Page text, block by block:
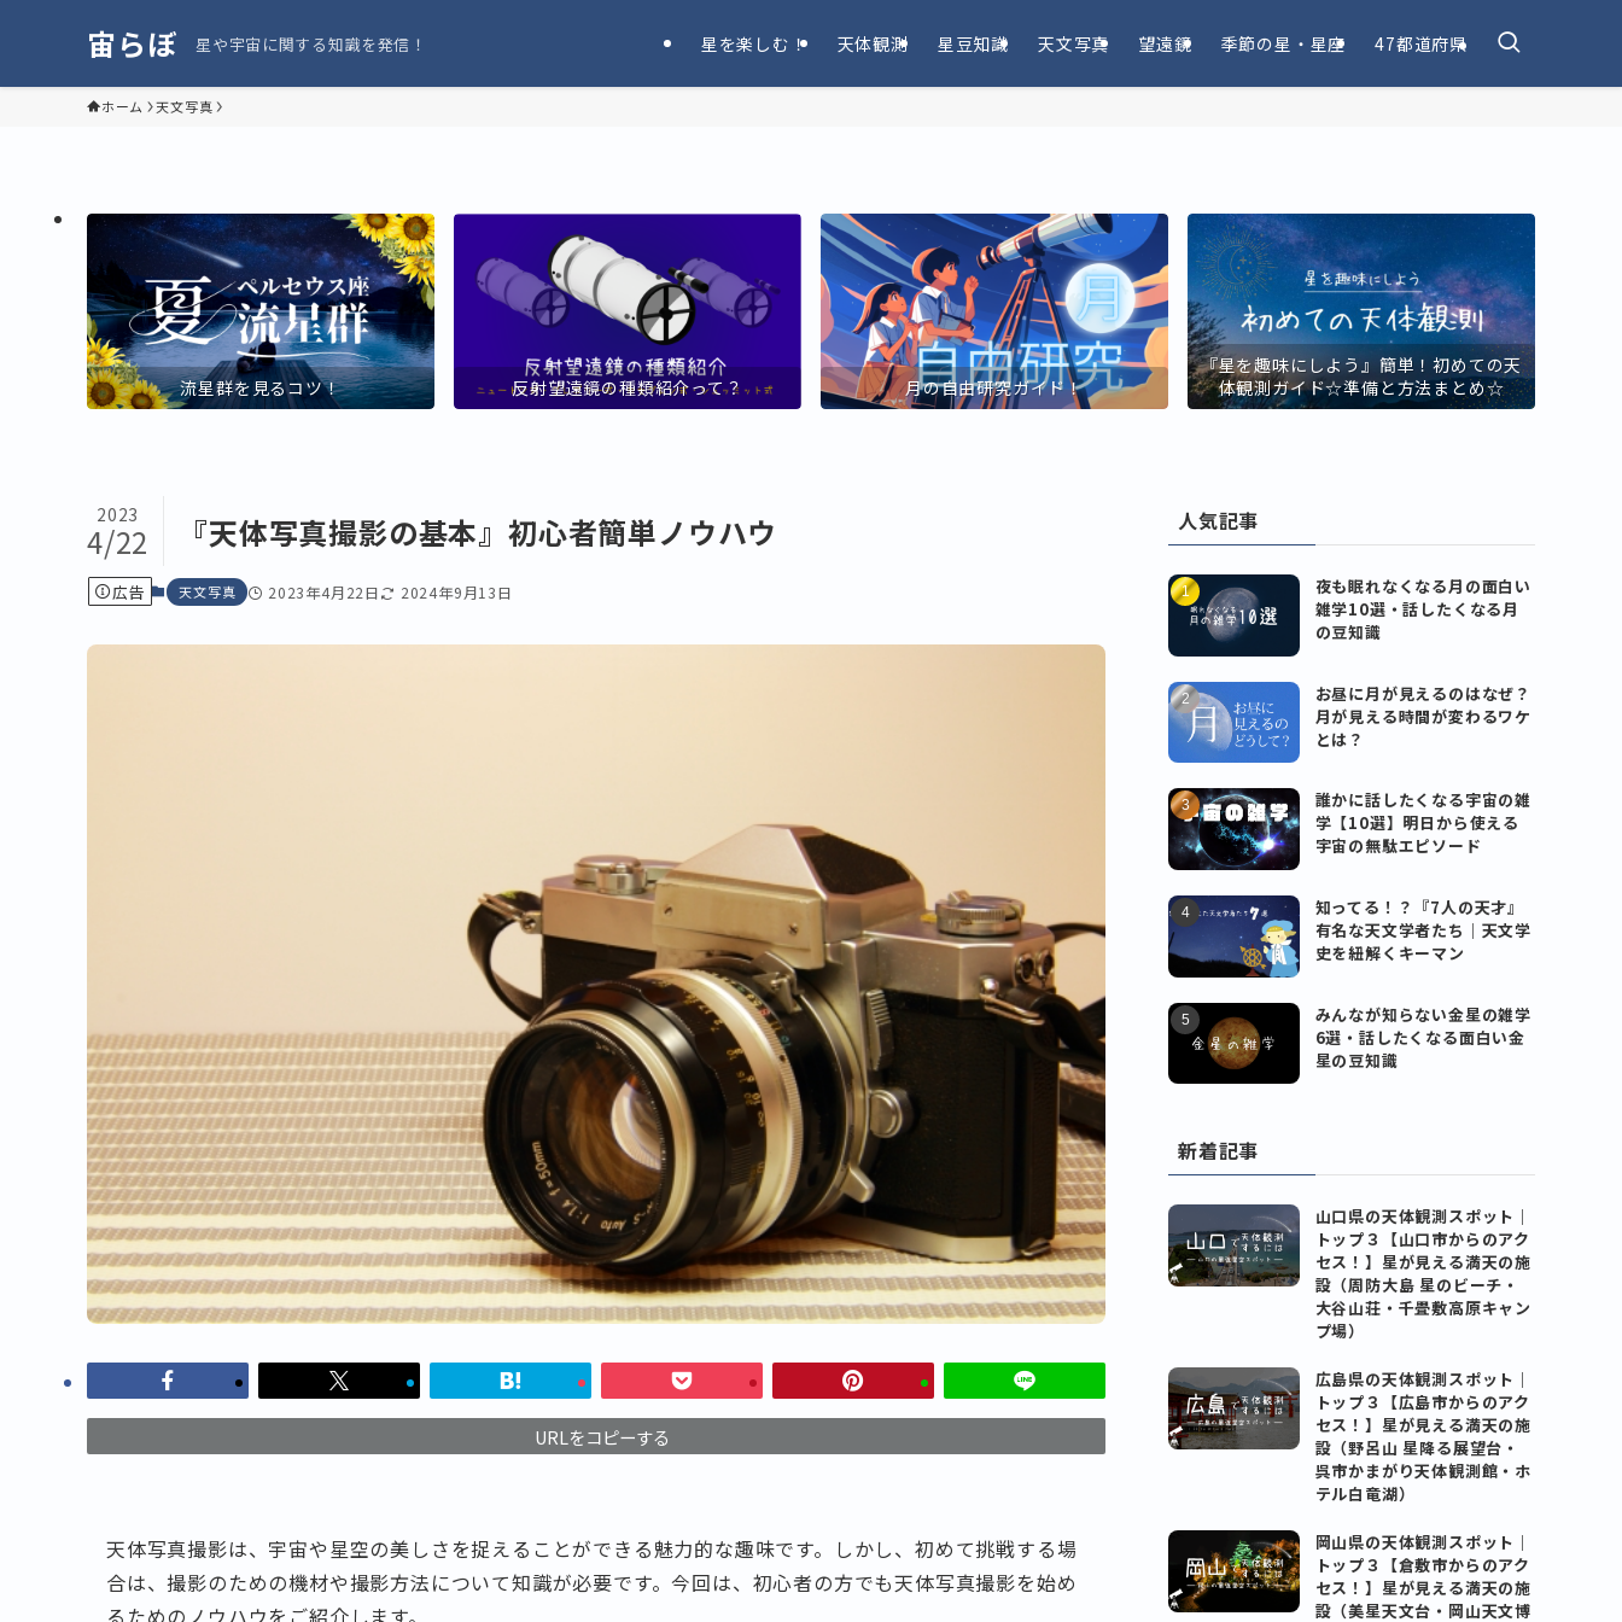
宙らぼ 星や宇宙に関する知識を発信！ 星を楽しむ！ 天体観測 星豆知識 天文写真 望遠鏡 季節の星・星座 47都道府県
ホーム 天文写真
流星群を見るコツ！ 反射望遠鏡の種類紹介って？ 月の自由研究ガイド！
『星を趣味にしよう』簡単！初めての天
体観測ガイド☆準備と方法まとめ☆
『天体写真撮影の基本』初心者簡単ノウハウ
2023
4/22
広告 天文写真 2023年4月22日 2024年9月13日
URLをコピーする
天体写真撮影は、宇宙や星空の美しさを捉えることができる魅力的な趣味です。しかし、初めて挑戦する場
合は、撮影のための機材や撮影方法について知識が必要です。今回は、初心者の方でも天体写真撮影を始め
人気記事
夜も眠れなくなる月の面白い
雑学10選・話したくなる月
の豆知識
お昼に月が見えるのはなぜ？
月が見える時間が変わるワケ
とは？
誰かに話したくなる宇宙の雑
学【10選】明日から使える
宇宙の無駄エピソード
知ってる！？『7人の天才』
有名な天文学者たち｜天文学
史を紐解くキーマン
みんなが知らない金星の雑学
6選・話したくなる面白い金
星の豆知識
新着記事
山口県の天体観測スポット｜
トップ３【山口市からのアク
セス！】星が見える満天の施
設（周防大島 星のビーチ・
大谷山荘・千畳敷高原キャン
プ場）
広島県の天体観測スポット｜
トップ３【広島市からのアク
セス！】星が見える満天の施
設（野呂山 星降る展望台・
呉市かまがり天体観測館・ホ
テル白竜湖）
岡山県の天体観測スポット｜
トップ３【倉敷市からのアク
セス！】星が見える満天の施
設（美星天文台・岡山天文博